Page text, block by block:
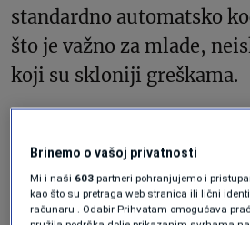
standardno automatsko
što je važno za mlade,
koji su skloniji greškama.
izbjegavanje sudara,
kočenja u nuždi, postaje
pristupačnim polovnim
Brinemo o vašoj privatnosti
Mi i naši 603 partneri pohranjujemo i
kao što su pretraga web stranica ili lični
računaru . Odabir Prihvatam omogućava